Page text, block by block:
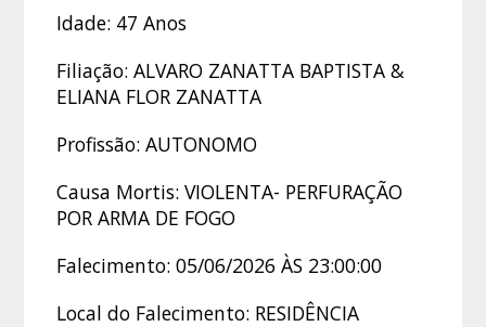
Idade: 47 Anos
Filiação: ALVARO ZANATTA BAPTISTA &
ELIANA FLOR ZANATTA
Profissão: AUTONOMO
Causa Mortis: VIOLENTA- PERFURAÇÃO
POR ARMA DE FOGO
Falecimento: 05/06/2026 ÀS 23:00:00
Local do Falecimento: RESIDÊNCIA